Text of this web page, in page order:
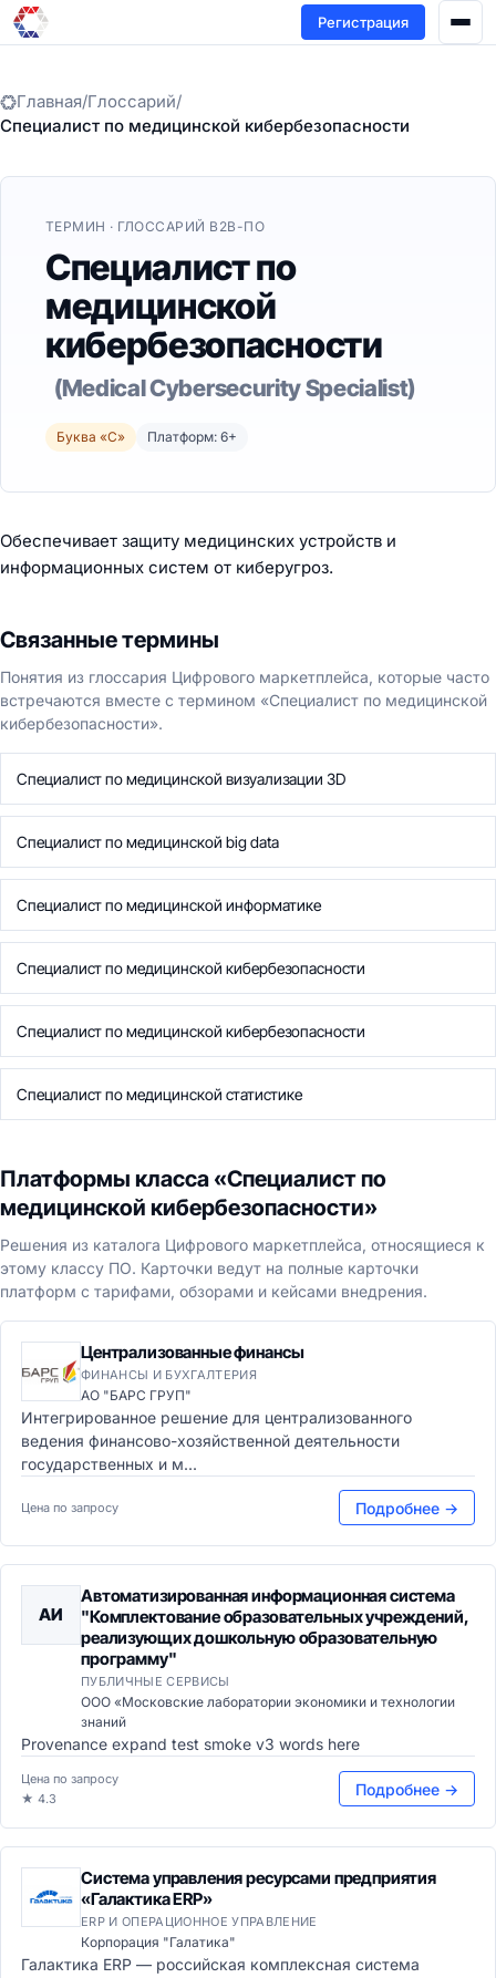
Регистрация
Главная/Глоссарий/
Специалист по медицинской кибербезопасности
ТЕРМИН · ГЛОССАРИЙ B2B-ПО
Специалист по
медицинской
кибербезопасности
(Medical Cybersecurity Specialist)
Буква «С» Платформ: 6+
Обеспечивает защиту медицинских устройств и
информационных систем от киберугроз.
Связанные термины
Понятия из глоссария Цифрового маркетплейса, которые часто
встречаются вместе с термином «Специалист по медицинской
кибербезопасности».
Специалист по медицинской визуализации 3D
Специалист по медицинской big data
Специалист по медицинской информатике
Специалист по медицинской кибербезопасности
Специалист по медицинской кибербезопасности
Специалист по медицинской статистике
Платформы класса «Специалист по
медицинской кибербезопасности»
Решения из каталога Цифрового маркетплейса, относящиеся к
этому классу ПО. Карточки ведут на полные карточки
платформ с тарифами, обзорами и кейсами внедрения.
Централизованные финансы
ФИНАНСЫ И БУХГАЛТЕРИЯ
АО "БАРС ГРУП"
Интегрированное решение для централизованного
ведения финансово-хозяйственной деятельности
государственных и м...
Цена по запросу Подробнее →
АИ
Автоматизированная информационная система
"Комплектование образовательных учреждений,
реализующих дошкольную образовательную
программу"
ПУБЛИЧНЫЕ СЕРВИСЫ
ООО «Московские лаборатории экономики и технологии
знаний
Provenance expand test smoke v3 words here
Цена по запросу
★ 4.3
Подробнее →
Система управления ресурсами предприятия
«Галактика ERP»
ERP И ОПЕРАЦИОННОЕ УПРАВЛЕНИЕ
Корпорация "Галатика"
Галактика ERP — российская комплексная система